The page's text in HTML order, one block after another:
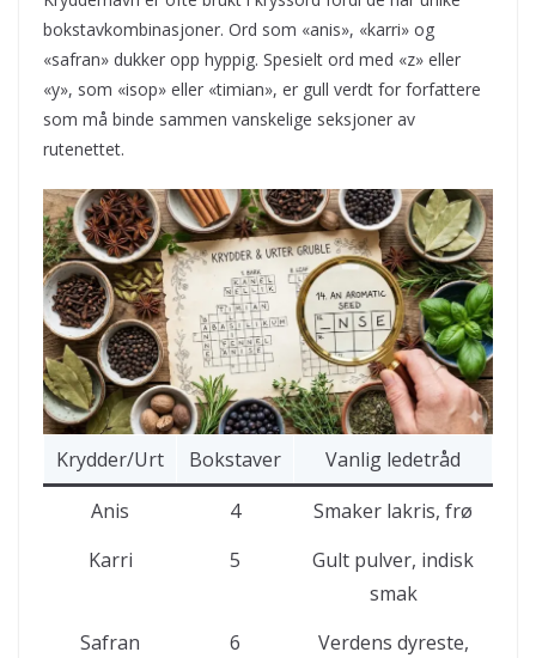
bokstavkombinasjoner. Ord som «anis», «karri» og
«safran» dukker opp hyppig. Spesielt ord med «z» eller
«y», som «isop» eller «timian», er gull verdt for forfattere
som må binde sammen vanskelige seksjoner av
rutenettet.
Krydder/Urt Bokstaver
Vanlig ledetråd
Anis
4
Smaker lakris, frø
Karri
5
Gult pulver, indisk
smak
Safran
6
Verdens dyreste,